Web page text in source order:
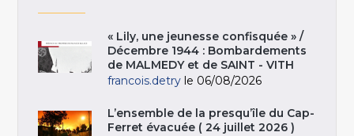
« Lily, une jeunesse confisquée » /
Décembre 1944 : Bombardements
de MALMEDY et de SAINT - VITH
francois.detry le 06/08/2026
L’ensemble de la presqu’île du Cap-
Ferret évacuée ( 24 juillet 2026 )